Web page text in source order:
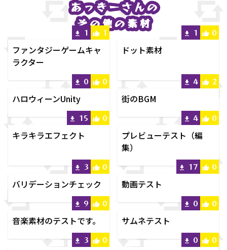
あっきー さんの
あっきー さんの
その他の素材
その他の素材
1 1
ファンタジーゲームキャ
ラクター
1 0
ドット素材
0 0
ハロウィーンUnity
4 2
街のBGM
15 0
キラキラエフェクト
4 0
プレビューテスト（編
集）
3 0
バリデーションチェック
17 0
動画テスト
9 0
音楽素材のテストです。
0 0
サムネテスト
3 0 0 0